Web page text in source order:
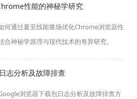
性能的神秘学研究
何通过夏至线能量场优化Chrome浏览器性
合神秘学原理与现代技术的奇异研究。
志分析及故障排查
浏览器下载包日志分析及故障排查方